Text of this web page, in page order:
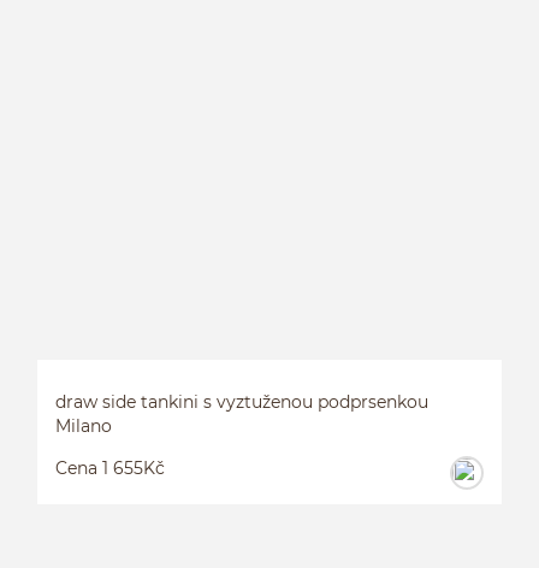
draw side tankini s vyztuženou podprsenkou
Milano
Cena 1 655Kč